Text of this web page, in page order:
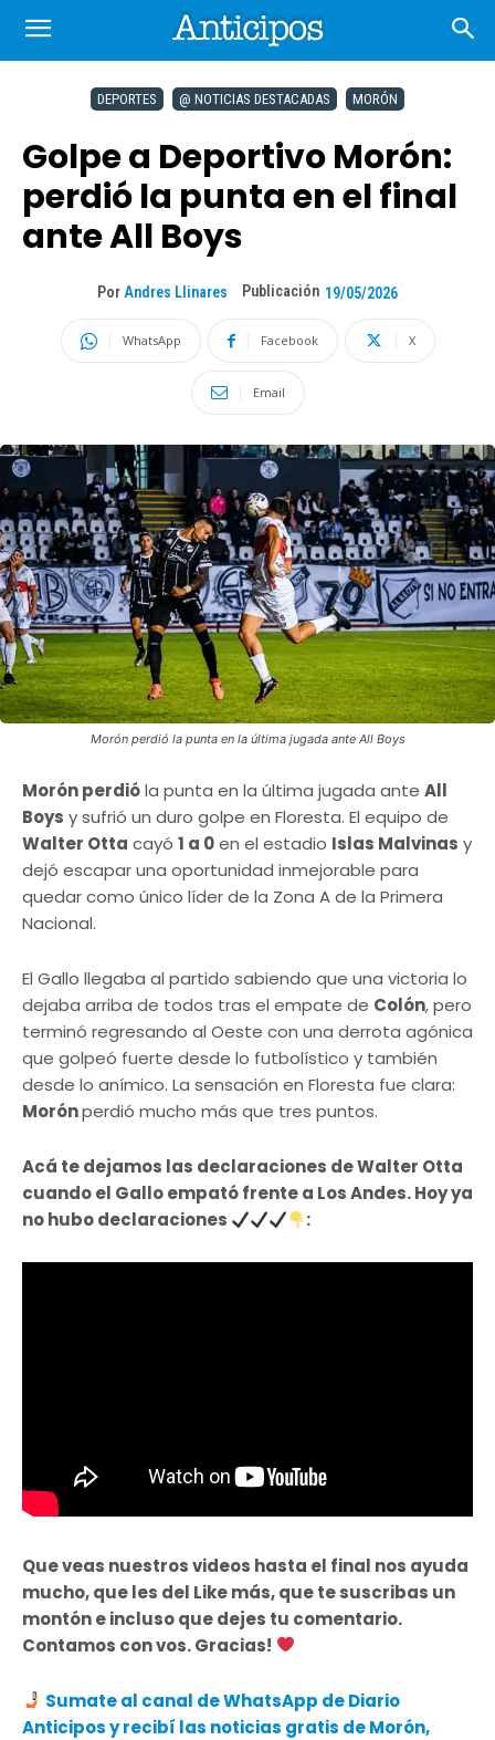
DEPORTES @ NOTICIAS DESTACADAS MORÓN
Golpe a Deportivo Morón:
perdió la punta en el final
ante All Boys
Por Andres Llinares Publicación 19/05/2026
WhatsApp Facebook X
Email
Morón perdió la punta en la última jugada ante All Boys
Morón perdióla punta en la última jugada ante All
Boys y sufrió un duro golpe en Floresta. El equipo de
Walter Otta cayó 1 a 0en el estadio Islas Malvinas y
dejó escapar una oportunidad inmejorable para
quedar como único líder de la Zona A de la Primera
Nacional.
El Gallo llegaba al partido sabiendo que una victoria lo
dejaba arriba de todos tras el empate de Colón, pero
terminó regresando al Oeste con una derrota agónica
que golpeó fuerte desde lo futbolístico y también
desde lo anímico. La sensación en Floresta fue clara:
Morónperdió mucho más que tres puntos.
Acá te dejamos las declaraciones de Walter Otta
cuando el Gallo empató frente a Los Andes. Hoy ya
no hubo declaraciones
​:
Que veas nuestros videos hasta el final nos ayuda
mucho, que les del Like más, que te suscribas un
montón e incluso que dejes tu comentario.
Contamos con vos. Gracias!
Sumate al canal de WhatsApp de Diario
Anticiposy recibí las noticias gratis de Morón,